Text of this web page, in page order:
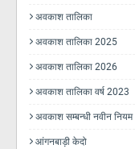
अवकाश तालिका
अवकाश तालिका 2025
अवकाश तालिका 2026
अवकाश तालिका वर्ष 2023
अवकाश सम्बन्धी नवीन नियम
आंगनबाड़ी केदो